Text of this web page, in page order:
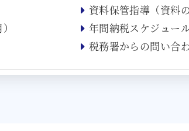
資料保管指導（資料
年間納税スケジュー
税務署からの問い合